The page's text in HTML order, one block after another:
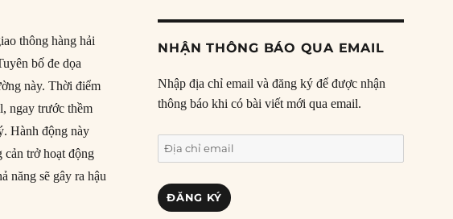
thông hàng hải
bố đe dọa
này. Thời điểm
ngay trước thềm
Hành động này
trở hoạt động
năng sẽ gây ra hậu
NHẬN THÔNG BÁO QUA EMAIL
Nhập địa chỉ email và đăng ký để được nhận
thông báo khi có bài viết mới qua email.
Địa
chỉ
email
ĐĂNG KÝ